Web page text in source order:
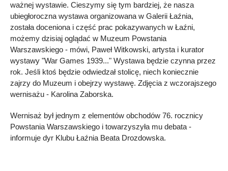
ważnej wystawie. Cieszymy się tym bardziej, że nasza
ubiegłoroczna wystawa organizowana w Galerii Łaźnia,
została doceniona i część prac pokazywanych w Łaźni,
możemy dzisiaj oglądać w Muzeum Powstania
Warszawskiego - mówi, Paweł Witkowski, artysta i kurator
wystawy "War Games 1939..." Wystawa będzie czynna przez
rok. Jeśli ktoś będzie odwiedzał stolicę, niech koniecznie
zajrzy do Muzeum i obejrzy wystawę. Zdjęcia z wczorajszego
wernisażu - Karolina Zaborska.
Wernisaż był jednym z elementów obchodów 76. rocznicy
Powstania Warszawskiego i towarzyszyła mu debata -
informuje dyr Klubu Łaźnia Beata Drozdowska.